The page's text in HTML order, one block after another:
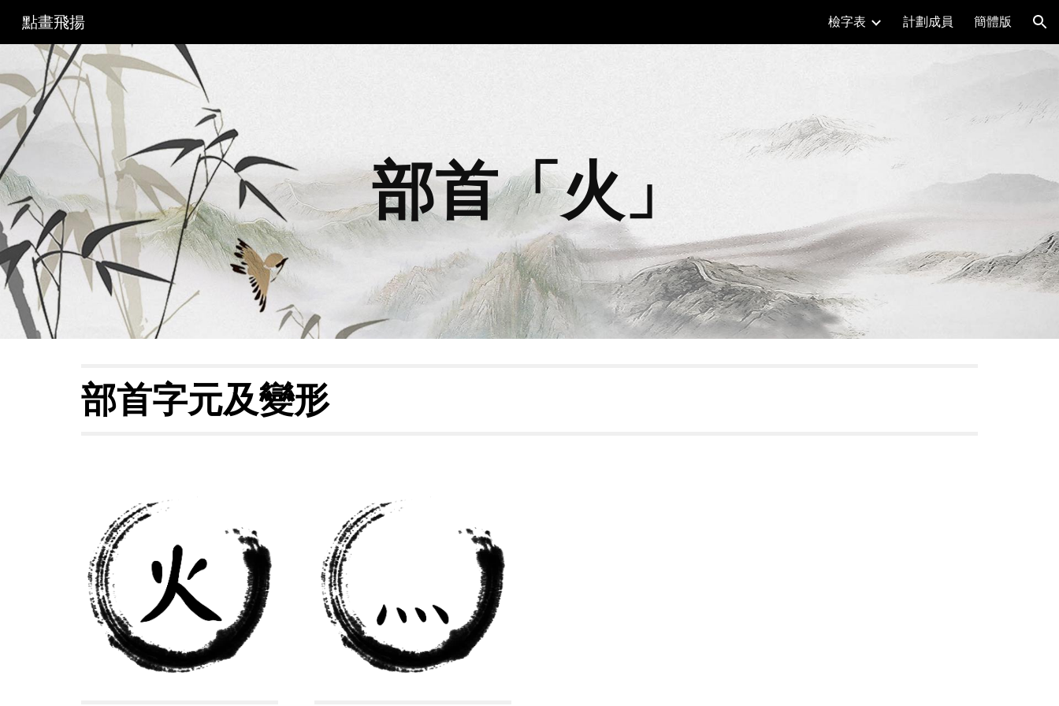
點畫飛揚 檢字表 計劃成員 簡體版
部首「火 」
部首字元及變形